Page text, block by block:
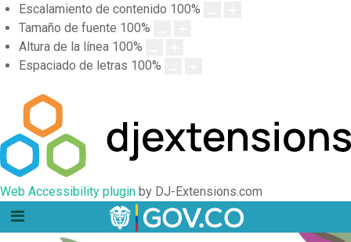
Escalamiento de contenido 100%
Tamaño de fuente 100%
Altura de la línea 100%
Espaciado de letras 100%
Web Accessibility plugin by DJ-Extensions.com